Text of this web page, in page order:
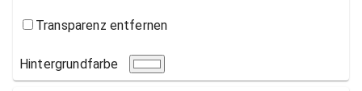
Transparenz entfernen
Hintergrundfarbe